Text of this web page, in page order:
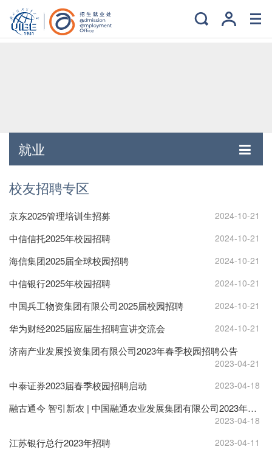
就业
校友招聘专区
京东2025管理培训生招募 2024-10-21
中信信托2025年校园招聘 2024-10-21
海信集团2025届全球校园招聘 2024-10-21
中信银行2025年校园招聘 2024-10-21
中国兵工物资集团有限公司2025届校园招聘 2024-10-21
华为财经2025届应届生招聘宣讲交流会 2024-10-21
济南产业发展投资集团有限公司2023年春季校园招聘公告
2023-04-21
中泰证券2023届春季校园招聘启动 2023-04-18
融古通今 智引新农 | 中国融通农业发展集团有限公司2023年春季招聘及博士后
2023-04-18
江苏银行总行2023年招聘 2023-04-11